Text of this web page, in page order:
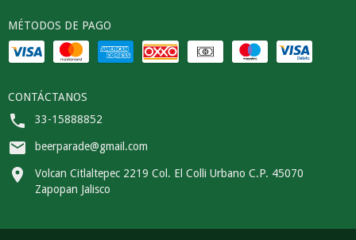
MÉTODOS DE PAGO
CONTÁCTANOS
33-15888852
beerparade@gmail.com
Volcan Citlaltepec 2219 Col. El Colli Urbano C.P. 45070
Zapopan Jalisco